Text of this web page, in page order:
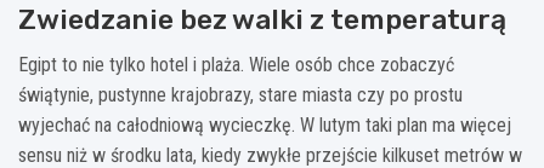
Zwiedzanie bez walki z temperaturą
Egipt to nie tylko hotel i plaża. Wiele osób chce zobaczyć
świątynie, pustynne krajobrazy, stare miasta czy po prostu
wyjechać na całodniową wycieczkę. W lutym taki plan ma więcej
sensu niż w środku lata, kiedy zwykłe przejście kilkuset metrów w